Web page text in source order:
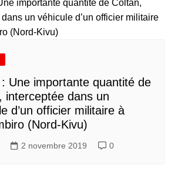
Une importante quantité de
interceptée dans un
d’un officier militaire à
(Nord-Kivu)
2 novembre 2019 0